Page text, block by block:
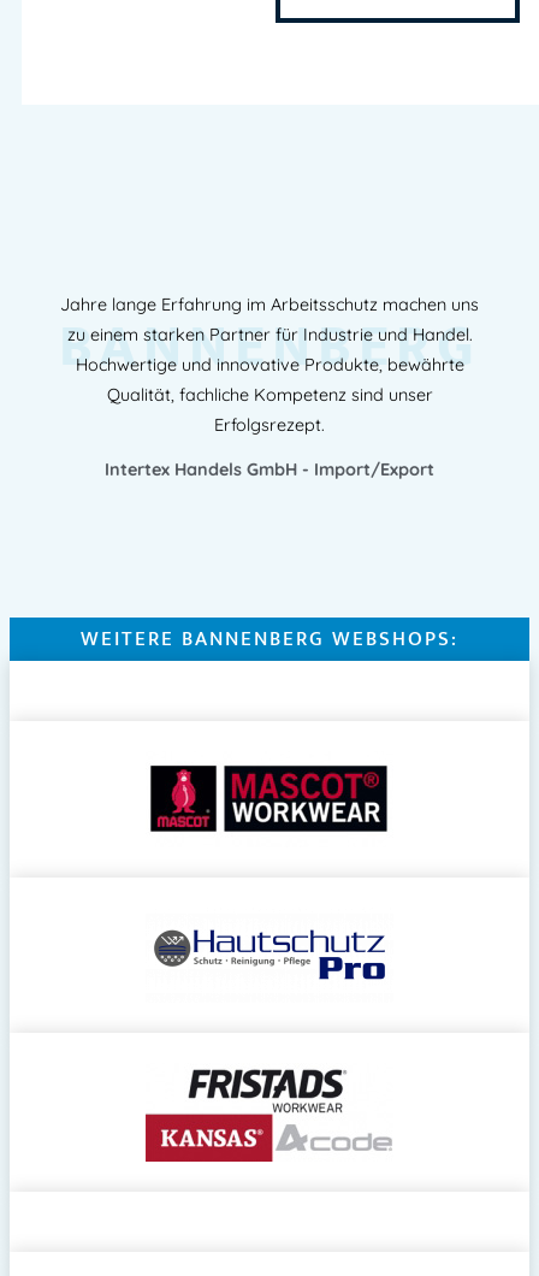
Jahre lange Erfahrung im Arbeitsschutz machen uns
zu einem starken Partner für Industrie und Handel.
Hochwertige und innovative Produkte, bewährte
Qualität, fachliche Kompetenz sind unser
Erfolgsrezept.
Intertex Handels GmbH - Import/Export
BANNENBERG
WEITERE BANNENBERG WEBSHOPS: